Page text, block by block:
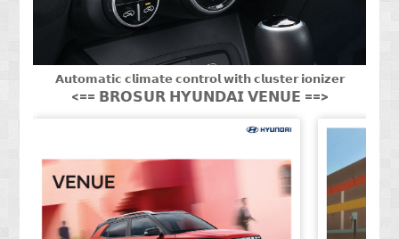
𝗔𝘂𝘁𝗼𝗺𝗮𝘁𝗶𝗰 𝗰𝗹𝗶𝗺𝗮𝘁𝗲 𝗰𝗼𝗻𝘁𝗿𝗼𝗹 𝘄𝗶𝘁𝗵 𝗰𝗹𝘂𝘀𝘁𝗲𝗿 𝗶𝗼𝗻𝗶𝘇𝗲𝗿
<== 𝗕𝗥𝗢𝗦𝗨𝗥 𝗛𝗬𝗨𝗡𝗗𝗔𝗜 𝗩𝗘𝗡𝗨𝗘 ==>